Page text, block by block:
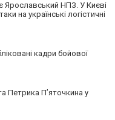
Ярославський НПЗ. У Києві
на українські логістичні
кадри бойової
Петрика П’яточкина у